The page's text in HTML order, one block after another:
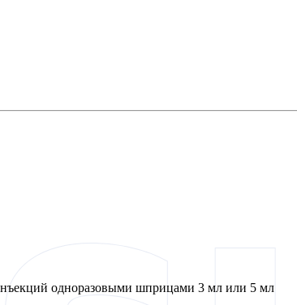
одноразовыми шприцами 3 мл или 5 мл